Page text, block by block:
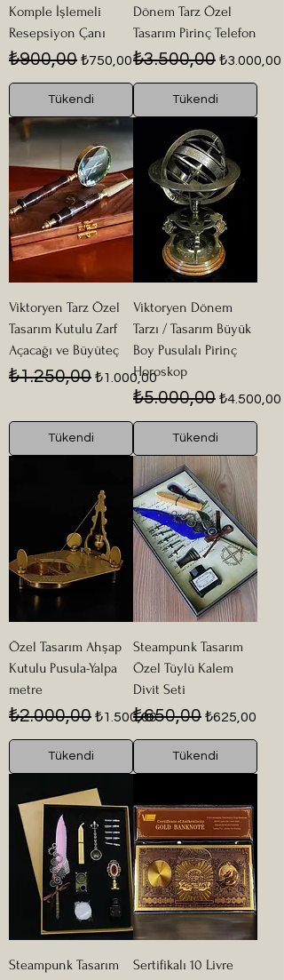
Komple İşlemeli
Resepsiyon Çanı
Normal Fiyat
₺900,00 İndirimli Fiyat
₺750,00
Tükendi
Dönem Tarz Özel
Tasarım Pirinç Telefon
Normal Fiyat
₺3.500,00 İndirimli
₺3.000,00
Tükendi
Viktoryen Tarz Özel
Tasarım Kutulu Zarf
Açacağı ve Büyüteç
Normal Fiyat
₺1.250,00 İndirimli Fiyat
₺1.000,00
Tükendi
Viktoryen Dönem
Tarzı / Tasarım Büyük
Boy Pusulalı Pirinç
Horoskop
Normal Fiyat
₺5.000,00 İndirimli
₺4.500,00
Tükendi
Özel Tasarım Ahşap
Kutulu Pusula-Yalpa
metre
Normal Fiyat
₺2.000,00 İndirimli Fiyat
₺1.500,00
Tükendi
Steampunk Tasarım
Özel Tüylü Kalem
Divit Seti
Normal Fiyat
₺650,00 İndirimli Fiyat
₺625,00
Tükendi
Steampunk Tasarım
Sertifikalı 10 Livre